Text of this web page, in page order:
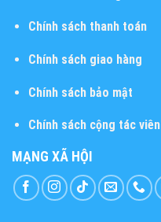
Chính sách thanh toán
Chính sách giao hàng
Chính sách bảo mật
Chính sách cộng tác viên
MẠNG XÃ HỘI